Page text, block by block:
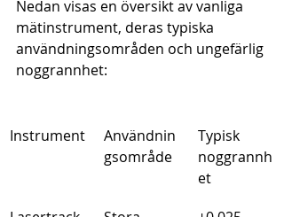
Nedan visas en översikt av vanliga
mätinstrument, deras typiska
användningsområden och ungefärlig
noggrannhet:
Instrument
Användnin
gsområde
Typisk
noggrannh
et